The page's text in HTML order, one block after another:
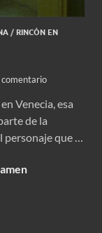
/ RINCÓN EN
Venecia, esa
de la
personaje que …